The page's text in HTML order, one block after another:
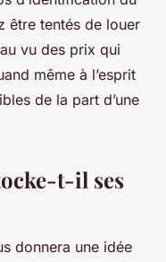
être tentés de louer
vu des prix qui
même à l’esprit
de la part d’une
t-il ses
donnera une idée